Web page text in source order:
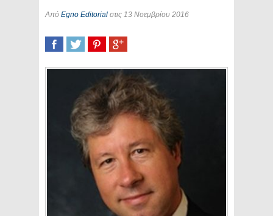
Από Egno Editorial στις 13 Νοεμβρίου 2016